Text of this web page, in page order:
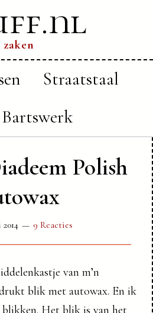
Straatstaal
Polish
9 Reacties
van m’n
blik met autowax. En ik
Het blik is van het